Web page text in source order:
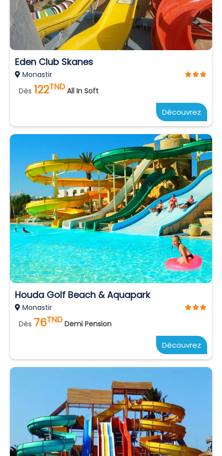
Eden Club Skanes
Monastir
Dès 122TND All In Soft
Découvrez
Houda Golf Beach & Aquapark
Monastir
Dès 76TND Demi Pension
Découvrez